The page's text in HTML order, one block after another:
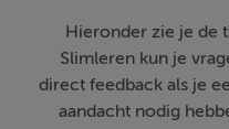
Hieronder zie je de
Slimleren kun je
direct feedback als je
aandacht nodig